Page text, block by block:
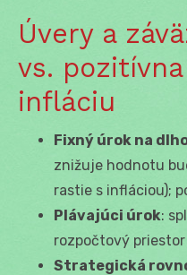
Úvery a
vs.
infláciu
Fixný úrok na
znižuje hodnotu
rastie s infláciou);
Plávajúci úrok:
rozpočtový
Strategická